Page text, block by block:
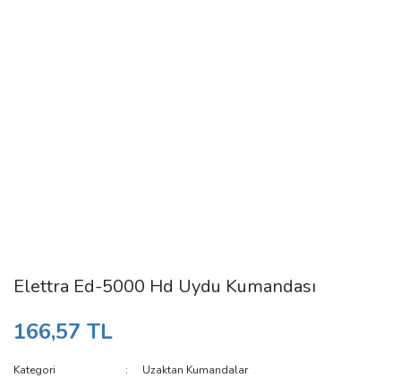
Elettra Ed-5000 Hd Uydu Kumandası
166,57 TL
Kategori
Uzaktan Kumandalar